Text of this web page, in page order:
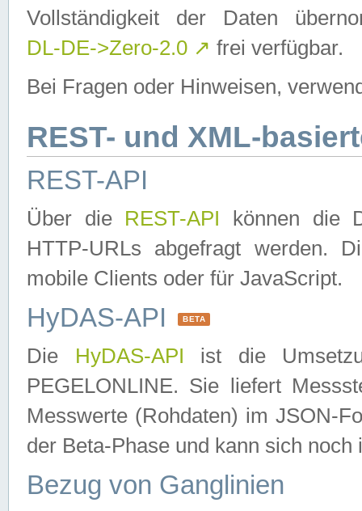
Vollständigkeit der Daten
DL-DE->Zero-2.0 ↗ frei verfügbar.
Bei Fragen oder Hinweisen,
REST- und XML-
REST-API
Über die REST-API können die
HTTP-URLs abgefragt werden.
mobile Clients oder für JavaScript.
HyDAS-API BETA
Die HyDAS-API ist die
PEGELONLINE. Sie liefert
Messwerte (Rohdaten) im JSON-
der Beta-Phase und kann sich noch
Bezug von Ganglinien